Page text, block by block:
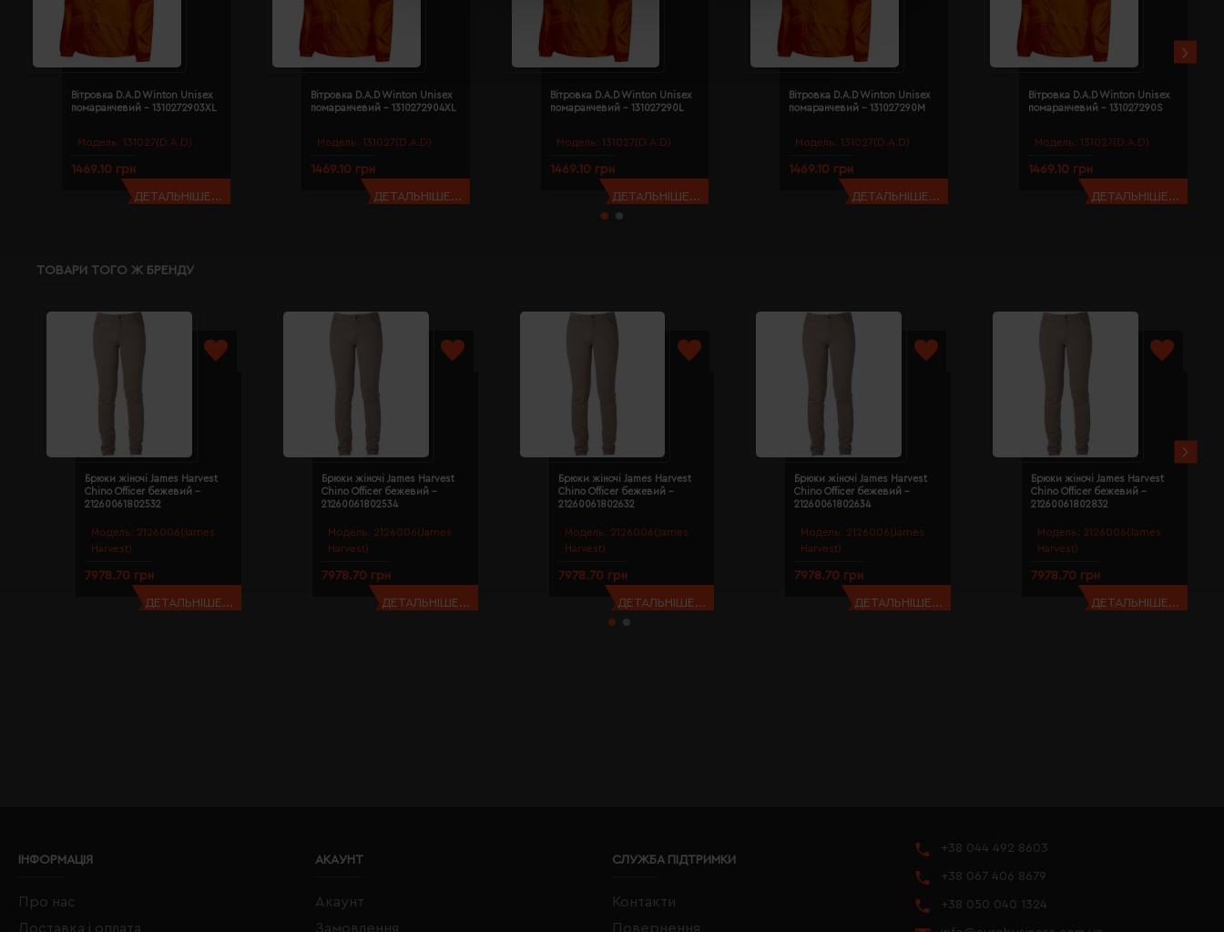
Модель: 131027(D.A.D)
Вітровка D.A.D Winton Unisex
помаранчевий - 1310272903XL
1469.10 грн
ДЕТАЛЬНІШЕ...
Модель: 131027(D.A.D)
Вітровка D.A.D Winton Unisex
помаранчевий - 1310272904XL
1469.10 грн
ДЕТАЛЬНІШЕ...
Модель: 131027(D.A.D)
Вітровка D.A.D Winton Unisex
помаранчевий - 131027290L
1469.10 грн
ДЕТАЛЬНІШЕ...
Модель: 131027(D.A.D)
Вітровка D.A.D Winton Unisex
помаранчевий - 131027290M
1469.10 грн
ДЕТАЛЬНІШЕ...
Модель: 131027(D.A.D)
Вітровка D.A.D Winton Unisex
помаранчевий - 131027290S
1469.10 грн
ДЕТАЛЬНІШЕ...
ТОВАРИ ТОГО Ж БРЕНДУ
Модель: 2126006(James
Harvest)
Брюки жіночі James Harvest
Chino Officer бежевий -
21260061802532
7978.70 грн
ДЕТАЛЬНІШЕ...
Модель: 2126006(James
Harvest)
Брюки жіночі James Harvest
Chino Officer бежевий -
21260061802534
7978.70 грн
ДЕТАЛЬНІШЕ...
Модель: 2126006(James
Harvest)
Брюки жіночі James Harvest
Chino Officer бежевий -
21260061802632
7978.70 грн
ДЕТАЛЬНІШЕ...
Модель: 2126006(James
Harvest)
Брюки жіночі James Harvest
Chino Officer бежевий -
21260061802634
7978.70 грн
ДЕТАЛЬНІШЕ...
Модель: 2126006(James
Harvest)
Брюки жіночі James Harvest
Chino Officer бежевий -
21260061802832
7978.70 грн
ДЕТАЛЬНІШЕ...
ІНФОРМАЦІЯ
Про нас
Доставка і оплата
АКАУНТ
Акаунт
Замовлення
СЛУЖБА ПІДТРИМКИ
Контакти
Повернення
+38 044 492 8603
+38 067 406 8679
+38 050 040 1324